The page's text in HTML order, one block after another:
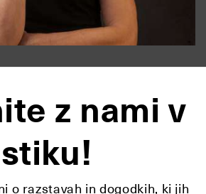
z nami v
stiku!
o razstavah in dogodkih, ki jih